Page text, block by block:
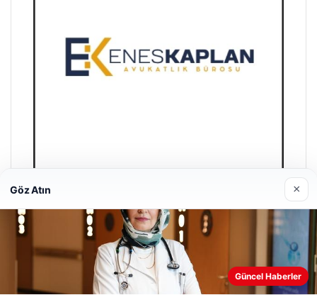
Enes Kaplan Avukatlık Bürosu
28/04/2026
Göz Atın ×
Güncel Haberler